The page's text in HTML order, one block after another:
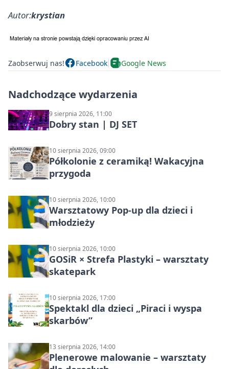
Autor:krystian
Zaobserwuj nas! Facebook Google News
Nadchodzące wydarzenia
9 sierpnia 2026, 11:00
Dobry stan | DJ SET
10 sierpnia 2026, 09:00
Półkolonie z ceramiką! Wakacyjna
przygoda
10 sierpnia 2026, 10:00
Warsztatowy Pop-up dla dzieci i
młodzieży
10 sierpnia 2026, 10:00
GOSiR × Strefa Plastyki – warsztaty
skatepark
10 sierpnia 2026, 17:00
Spektakl dla dzieci „Piraci i wyspa
skarbów”
13 sierpnia 2026, 14:00
Plenerowe malowanie – warsztaty